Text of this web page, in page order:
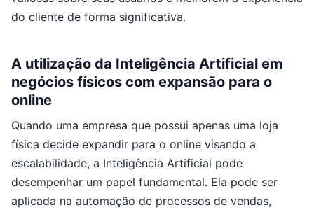
do cliente de forma significativa.
A utilização da Inteligência Artificial em
negócios físicos com expansão para o
online
Quando uma empresa que possui apenas uma loja
física decide expandir para o online visando a
escalabilidade, a Inteligência Artificial pode
desempenhar um papel fundamental. Ela pode ser
aplicada na automação de processos de vendas,